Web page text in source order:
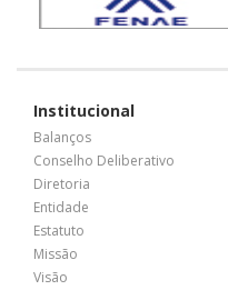
Institucional
Balanços
Conselho Deliberativo
Diretoria
Entidade
Estatuto
Missão
Visão